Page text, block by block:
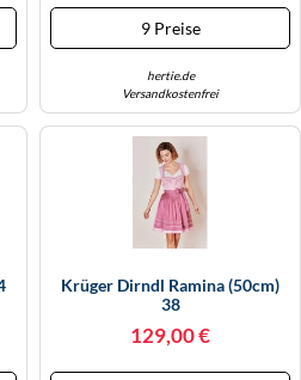
9 Preise
hertie.de
Versandkostenfrei
Krüger Dirndl Ramina (50cm)
38
129,00 €